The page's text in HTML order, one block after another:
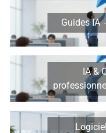
Guides IA
IA &